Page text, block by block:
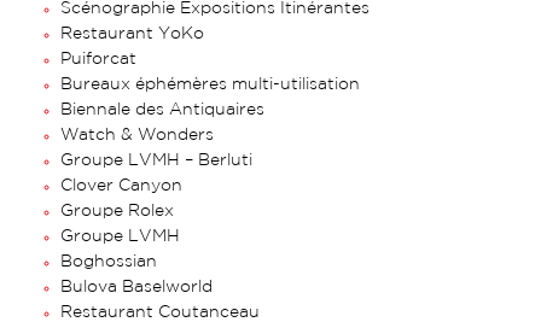
Scénographie Expositions Itinérantes
Restaurant YoKo
Puiforcat
Bureaux éphémères multi-utilisation
Biennale des Antiquaires
Watch & Wonders
Groupe LVMH – Berluti
Clover Canyon
Groupe Rolex
Groupe LVMH
Boghossian
Bulova Baselworld
Restaurant Coutanceau